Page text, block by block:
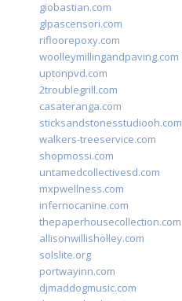
giobastian.com
glpascensori.com
rifloorepoxy.com
woolleymillingandpaving.com
uptonpvd.com
2troublegrill.com
casateranga.com
sticksandstonesstudiooh.com
walkers-treeservice.com
shopmossi.com
untamedcollectivesd.com
mxpwellness.com
infernocanine.com
thepaperhousecollection.com
allisonwillisholley.com
solslite.org
portwayinn.com
djmaddogmusic.com